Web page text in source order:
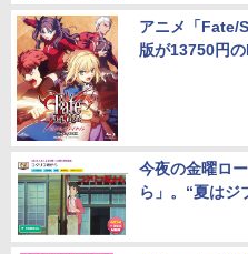
アニメ「Fate/
版が13750円
今夜の金曜ロ
ら」。“夏はジ